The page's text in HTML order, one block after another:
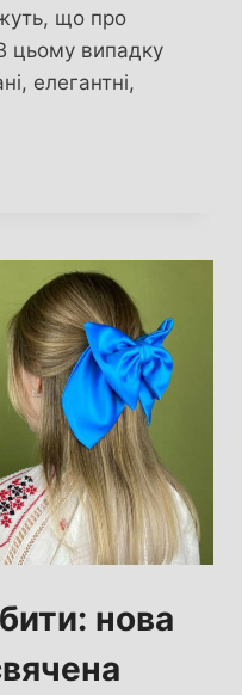
що про
цьому випадку
елегантні,
нова